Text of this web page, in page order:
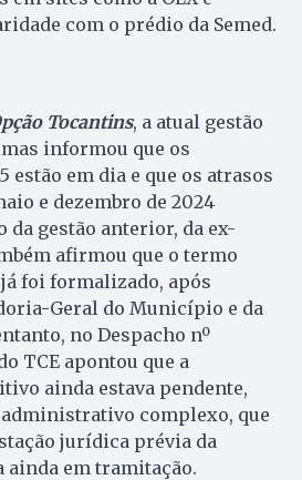
com o prédio da Semed.
Tocantins, a atual gestão
informou que os
estão em dia e que os atrasos
e dezembro de 2024
da gestão anterior, da ex-
afirmou que o termo
foi formalizado, após
Geral do Município e da
no Despacho nº
TCE apontou que a
ainda estava pendente,
complexo, que
jurídica prévia da
ainda em tramitação.